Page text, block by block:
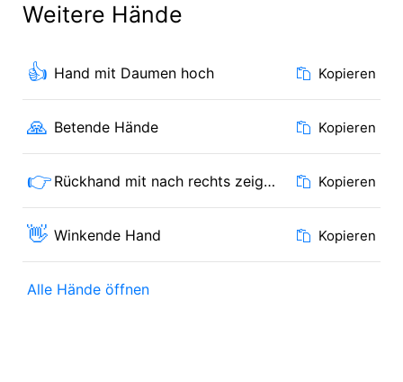
Weitere Hände
👍 Hand mit Daumen hoch Kopieren
🙏 Betende Hände Kopieren
👉 Rückhand mit nach rechts zeigendem Zeigefinger Kopieren
👋 Winkende Hand Kopieren
Alle Hände öffnen